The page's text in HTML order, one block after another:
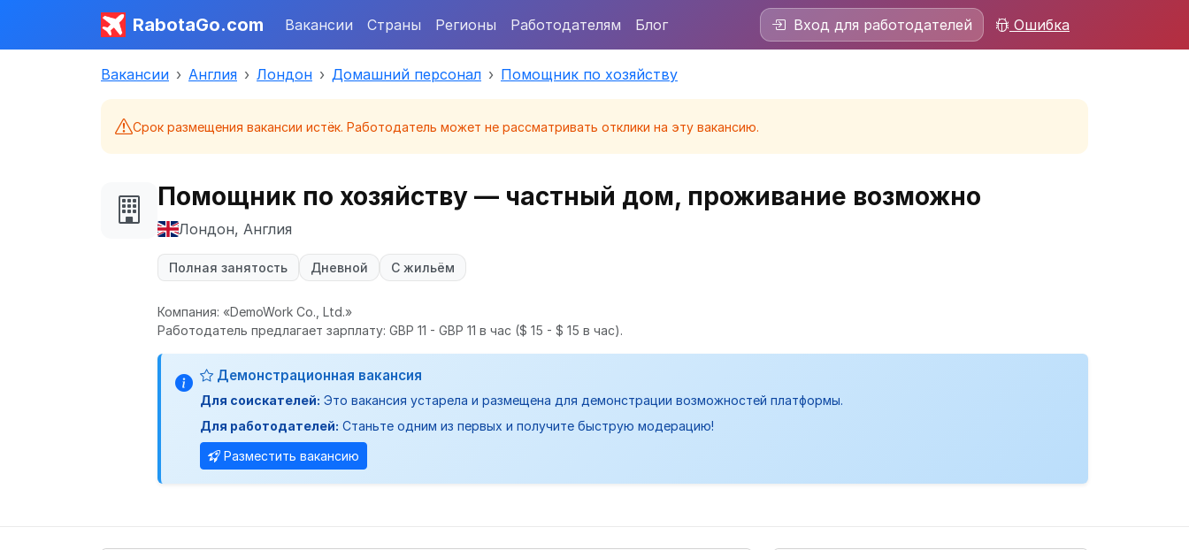
RabotaGo.com Вакансии Страны Регионы Работодателям Блог Вход для работодателей Ошибка
Вакансии Англия Лондон Домашний персонал Помощник по хозяйству
Срок размещения вакансии истёк. Работодатель может не рассматривать отклики на эту вакансию.
Помощник по хозяйству — частный дом, проживание возможно
Лондон, Англия
Полная занятость Дневной С жильём
Компания: «DemoWork Co., Ltd.»
Работодатель предлагает зарплату: GBP 11 - GBP 11 в час ($ 15 - $ 15 в час).
Демонстрационная вакансия
Для соискателей: Это вакансия устарела и размещена для демонстрации возможностей платформы.
Для работодателей: Станьте одним из первых и получите быструю модерацию!
Разместить вакансию